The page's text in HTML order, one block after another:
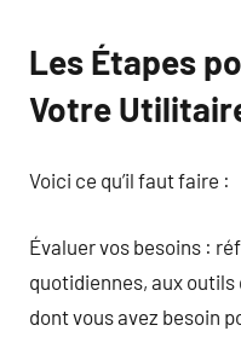
Les Étapes
Votre
Voici ce qu’il faut faire :
Évaluer vos besoins :
quotidiennes, aux outils
dont vous avez besoin